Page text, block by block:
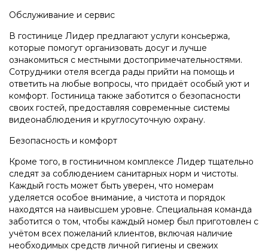
Обслуживание и сервис
В гостинице Лидер предлагают услуги консьержа,
которые помогут организовать досуг и лучше
ознакомиться с местными достопримечательностями.
Сотрудники отеля всегда рады прийти на помощь и
ответить на любые вопросы, что придаёт особый уют и
комфорт. Гостиница также заботится о безопасности
своих гостей, предоставляя современные системы
видеонаблюдения и круглосуточную охрану.
Безопасность и комфорт
Кроме того, в гостиничном комплексе Лидер тщательно
следят за соблюдением санитарных норм и чистоты.
Каждый гость может быть уверен, что номерам
уделяется особое внимание, а чистота и порядок
находятся на наивысшем уровне. Специальная команда
заботится о том, чтобы каждый номер был приготовлен с
учётом всех пожеланий клиентов, включая наличие
необходимых средств личной гигиены и свежих